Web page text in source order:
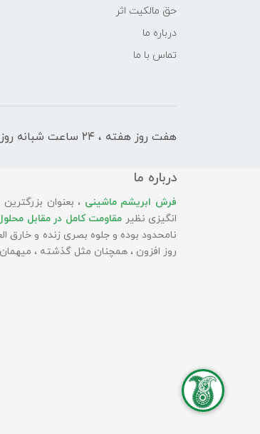
حق مالکیت اثر
درباره ما
تماس با ما
هفت روز هفته ، ۲۴ ساعت شبانه‌ روز پاسخگوی شما هستیم
درباره ما
فرش ابریشم ماشینی ، بعنوان
انگیزی نظیر مقاومت کامل در مقابل
نامحدود بوده و جلوه بصری زنده و خارق
روز افزون ، همچنان مثل گذشته ،